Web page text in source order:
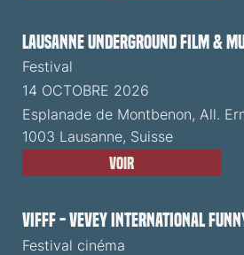
Lausanne Underground Film &
Festival
14 OCTOBRE 2026
Esplanade de Montbenon, All.
1003 Lausanne, Suisse
Voir
VIFFF - Vevey International
Festival cinéma